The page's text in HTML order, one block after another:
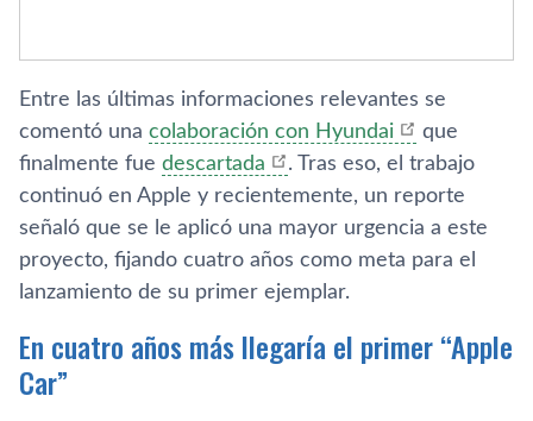
Entre las últimas informaciones relevantes se
comentó una colaboración con Hyundai
que
finalmente fue descartada
. Tras eso, el trabajo
continuó en Apple y recientemente, un reporte
señaló que se le aplicó una mayor urgencia a este
proyecto, fijando cuatro años como meta para el
lanzamiento de su primer ejemplar.
En cuatro años más llegaría el primer “Apple
Car”